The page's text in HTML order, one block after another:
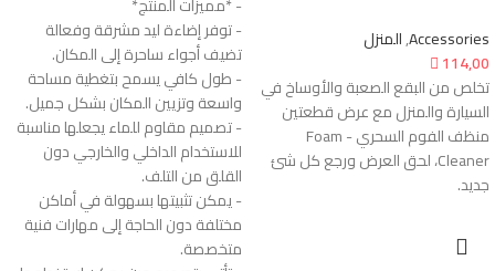
Accessories
,المنزل
114,00
تخلص من البقع الصعبة والأوساخ في
السيارة والمنزل مع عرض قطعتين
منظف الفوم السحري - Foam
Cleaner، لحق العرض ورجع كل شئ
جديد.
- توفر إضاءة ليد مشرقة وفعالة
تضيف أجواء ساحرة إلى المكان.
- طول كافي يسمح بتغطية مساحة
واسعة وتزيين المكان بشكل جميل.
- تصميم مقاوم للماء يجعلها مناسبة
للاستخدام الداخلي والخارجي دون
القلق من التلف.
- يمكن تثبيتها بسهولة في أماكن
مختلفة دون الحاجة إلى مهارات فنية
متخصصة.